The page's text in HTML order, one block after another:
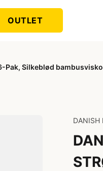
OUTLET
6-Pak, Silkeblød
DANISH